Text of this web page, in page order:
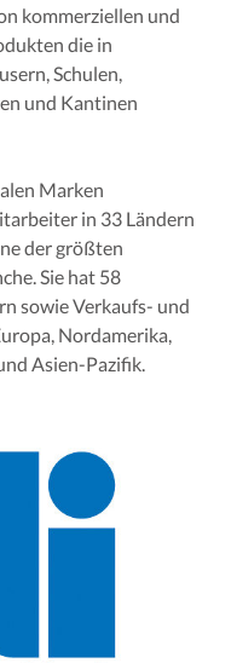
kommerziellen und
die in
Schulen,
und Kantinen
Marken
in 33 Ländern
der größten
Sie hat 58
sowie Verkaufs- und
Nordamerika,
Asien-Pazifik.